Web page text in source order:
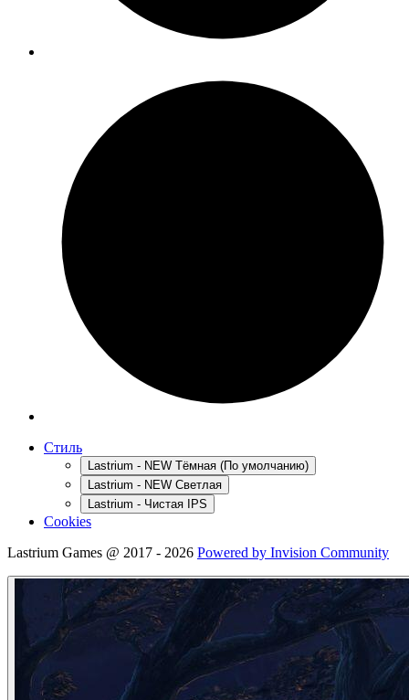
Стиль
Lastrium - NEW Тёмная (По умолчанию)
Lastrium - NEW Светлая
Lastrium - Чистая IPS
Cookies
Lastrium Games @ 2017 - 2026 Powered by Invision Community